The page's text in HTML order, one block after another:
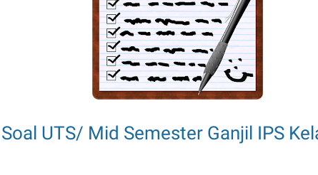
UTS/ Mid Semester Ganjil IPS